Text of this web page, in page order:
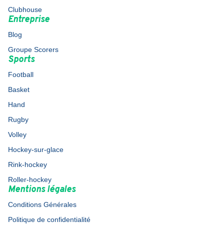
Clubhouse
Entreprise
Blog
Groupe Scorers
Sports
Football
Basket
Hand
Rugby
Volley
Hockey-sur-glace
Rink-hockey
Roller-hockey
Mentions légales
Conditions Générales
Politique de confidentialité